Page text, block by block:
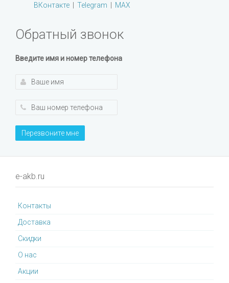
ВКонтакте| Telegram MAX
Обратный звонок
Введите имя и номер телефона
Перезвоните мне
e-akb.ru
Контакты
Доставка
Cкидки
О нас
Акции